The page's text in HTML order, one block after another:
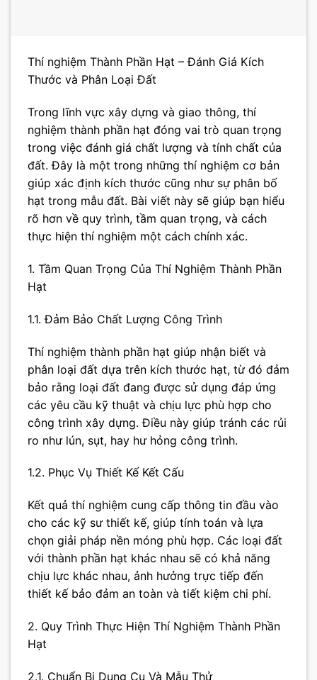
Thí nghiệm Thành Phần Hạt – Đánh Giá Kích
Thước và Phân Loại Đất
Trong lĩnh vực xây dựng và giao thông, thí
nghiệm thành phần hạt đóng vai trò quan trọng
trong việc đánh giá chất lượng và tính chất của
đất. Đây là một trong những thí nghiệm cơ bản
giúp xác định kích thước cũng như sự phân bố
hạt trong mẫu đất. Bài viết này sẽ giúp bạn hiểu
rõ hơn về quy trình, tầm quan trọng, và cách
thực hiện thí nghiệm một cách chính xác.
1. Tầm Quan Trọng Của Thí Nghiệm Thành Phần
Hạt
1.1. Đảm Bảo Chất Lượng Công Trình
Thí nghiệm thành phần hạt giúp nhận biết và
phân loại đất dựa trên kích thước hạt, từ đó đảm
bảo rằng loại đất đang được sử dụng đáp ứng
các yêu cầu kỹ thuật và chịu lực phù hợp cho
công trình xây dựng. Điều này giúp tránh các rủi
ro như lún, sụt, hay hư hỏng công trình.
1.2. Phục Vụ Thiết Kế Kết Cấu
Kết quả thí nghiệm cung cấp thông tin đầu vào
cho các kỹ sư thiết kế, giúp tính toán và lựa
chọn giải pháp nền móng phù hợp. Các loại đất
với thành phần hạt khác nhau sẽ có khả năng
chịu lực khác nhau, ảnh hưởng trực tiếp đến
thiết kế bảo đảm an toàn và tiết kiệm chi phí.
2. Quy Trình Thực Hiện Thí Nghiệm Thành Phần
Hạt
2.1. Chuẩn Bị Dụng Cụ Và Mẫu Thử